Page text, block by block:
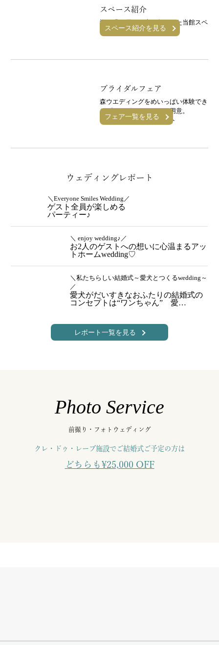
スペース紹介
深い緑と優しい光に包まれた当館スペ
ースをご覧ください。
スペース紹介を見る
ブライダルフェア
森ウエディングをめいっぱい体験でき
るブライダルフェアをご用意。
今ならギフト券プレゼント
フェア一覧を見る
ウェディングレポート
＼Everyone Smiles Wedding／
ゲスト全員が楽しめる
パーティー♪
＼ enjoy wedding♪／
お2人のゲストへの想いに心温まるアッ
トホームwedding♡
＼私たちらしい結婚式～愛犬とつくるwedding～
／
愛犬がだいすきなおふたりの結婚式の
コンセプトは“ワンちゃん” 愛…
レポート一覧を見る
Photo Service
前撮り・フォトウェディング
クレ・ドゥ・レーブ施設でご結婚式ご予定の方は
どちらも¥25,000 OFF